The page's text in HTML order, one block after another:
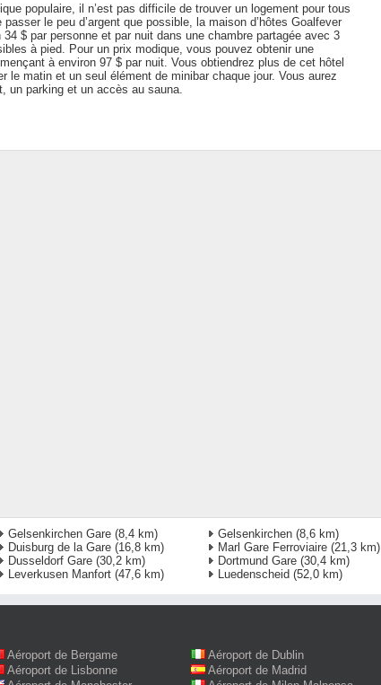
populaire, il n’est pas difficile de trouver un logement pour tous
le peu d’argent que possible, la maison d’hôtes Goalfever
$ par personne et par nuit dans une chambre partagée avec 3
à pied. Pour un prix modique, vous pouvez obtenir une
à environ 97 $ par nuit. Vous obtiendrez plus de cet hôtel
le matin et un seul élément de minibar chaque jour. Vous aurez
un parking et un accès au sauna.
Gelsenkirchen Gare (8,4 km) Gelsenkirchen (8,6 km)
Duisburg de la Gare (16,8 km) Marl Gare Ferroviaire (21,3 km)
Dusseldorf Gare (30,2 km) Dortmund Gare (30,4 km)
Leverkusen Manfort (47,6 km) Luedenscheid (52,0 km)
Aéroport de Bergame Aéroport de Dublin
Aéroport de Lisbonne Aéroport de Madrid